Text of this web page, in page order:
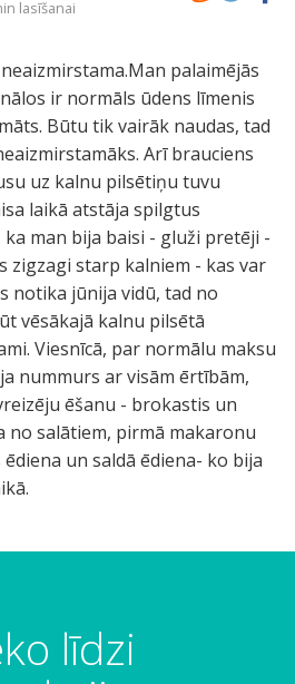
lasīšanai
palaimējās
ir normāls ūdens līmenis
Būtu tik vairāk naudas, tad
Arī brauciens
uz kalnu pilsētiņu tuvu
laikā atstāja spilgtus
man bija baisi - gluži pretēji -
zigzagi starp kalniem - kas var
notika jūnija vidū, tad no
vēsākajā kalnu pilsētā
Viesnīcā, par normālu maksu
nummurs ar visām ērtībām,
ēšanu - brokastis un
no salātiem, pirmā makaronu
un saldā ēdiena- ko bija
līdzi